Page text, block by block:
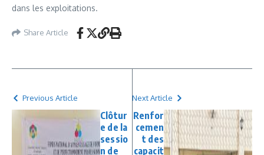
dans les exploitations.
Share Article
Previous Article
Clôtur
e de la
sessio
n de
Next Article
Renfor
cemen
t des
capacit